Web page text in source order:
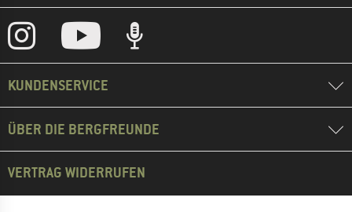
KUNDENSERVICE
ÜBER DIE BERGFREUNDE
VERTRAG WIDERRUFEN